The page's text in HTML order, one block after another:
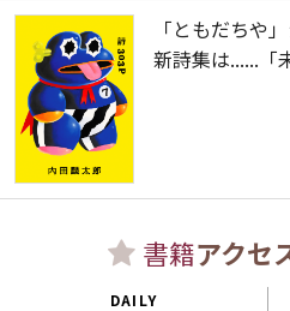
「ともだちや
新詩集は......「
書籍アクセ
DAILY